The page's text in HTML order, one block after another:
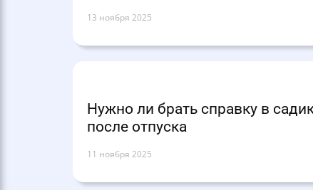
13 ноября 2025
Нужно ли брать справку в
после отпуска
11 ноября 2025